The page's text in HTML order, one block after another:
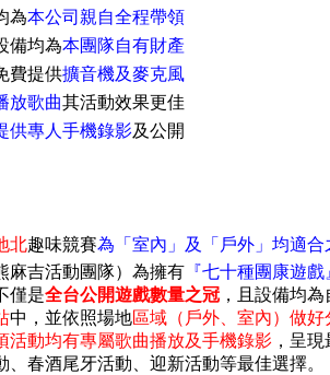
為本公司親自全程帶領
備均為本團隊自有財產
費提供擴音機及麥克風
放歌曲其活動效果更佳
供專人手機錄影及公開
北趣味競賽為「室內」及「戶外」均適合
麻吉活動團隊）為擁有 『七十種團康遊戲
僅是全台公開遊戲數量之冠 ，且設備均
中 ，並依照場地區域（戶外、室內）做好
活動均有專屬歌曲播放及手機錄影 ，呈
、春酒尾牙活動、迎新活動等最佳選擇。